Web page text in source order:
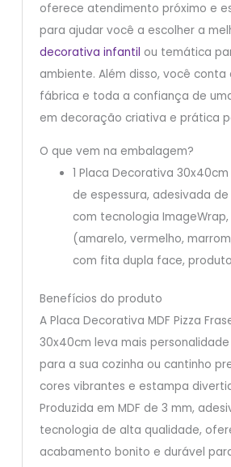
oferece atendimento próximo e
para ajudar você a escolher a
decorativa infantil ou temática
ambiente. Além disso, você
fábrica e toda a confiança de
em decoração criativa e prática
O que vem na embalagem?
1 Placa Decorativa 30x40cm
de espessura, adesivada
com tecnologia
(amarelo, vermelho,
com fita dupla face,
Benefícios do produto
A Placa Decorativa MDF Pizza
30x40cm leva mais
para a sua cozinha ou cantinho
cores vibrantes e estampa
Produzida em MDF de 3 mm,
tecnologia de alta qualidade,
acabamento bonito e durável